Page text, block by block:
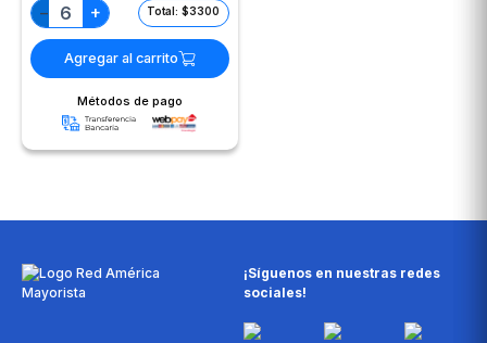
− + Total: $3300
Agregar al carrito
Métodos de pago
¡Síguenos en nuestras redes
sociales!